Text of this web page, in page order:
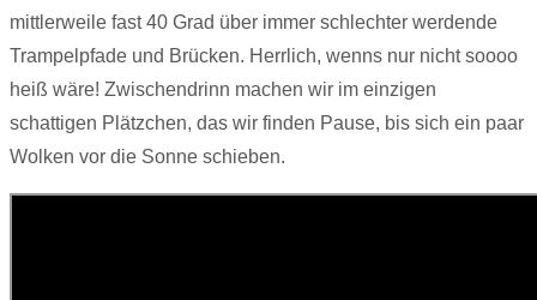
mittlerweile fast 40 Grad über immer schlechter werdende
Trampelpfade und Brücken. Herrlich, wenns nur nicht soooo
heiß wäre! Zwischendrinn machen wir im einzigen
schattigen Plätzchen, das wir finden Pause, bis sich ein paar
Wolken vor die Sonne schieben.